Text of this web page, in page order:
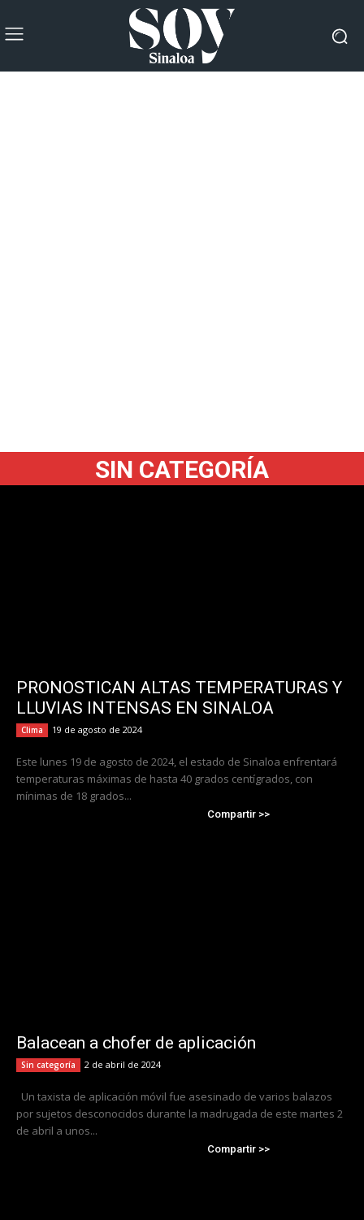
SIN CATEGORÍA
PRONOSTICAN ALTAS TEMPERATURAS Y
LLUVIAS INTENSAS EN SINALOA
Clima 19 de agosto de 2024
Este lunes 19 de agosto de 2024, el estado de Sinaloa enfrentará
temperaturas máximas de hasta 40 grados centígrados, con
mínimas de 18 grados...
Compartir >>
Balacean a chofer de aplicación
Sin categoría 2 de abril de 2024
Un taxista de aplicación móvil fue asesinado de varios balazos
por sujetos desconocidos durante la madrugada de este martes 2
de abril a unos...
Compartir >>